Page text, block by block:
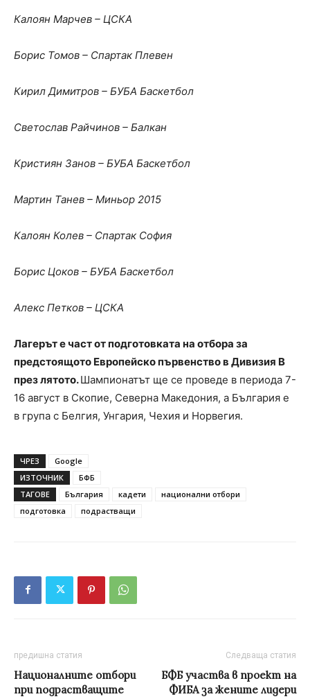
Калоян Марчев – ЦСКА
Борис Томов – Спартак Плевен
Кирил Димитров – БУБА Баскетбол
Светослав Райчинов – Балкан
Кристиян Занов – БУБА Баскетбол
Мартин Танев – Миньор 2015
Калоян Колев – Спартак София
Борис Цоков – БУБА Баскетбол
Алекс Петков – ЦСКА
Лагерът е част от подготовката на отбора за
предстоящото Европейско първенство в Дивизия B
през лятото.Шампионатът ще се проведе в периода 7-
16 август в Скопие, Северна Македония, а България е
в група с Белгия, Унгария, Чехия и Норвегия.
ЧРЕЗ
Google
ИЗТОЧНИК
БФБ
ТАГОВЕ
България кадети
национални отбори
подготовка
подрастващи
предишна статия
Националните отбори
при подрастващите
Следваща статия
БФБ участва в проект на
ФИБА за жените лидери